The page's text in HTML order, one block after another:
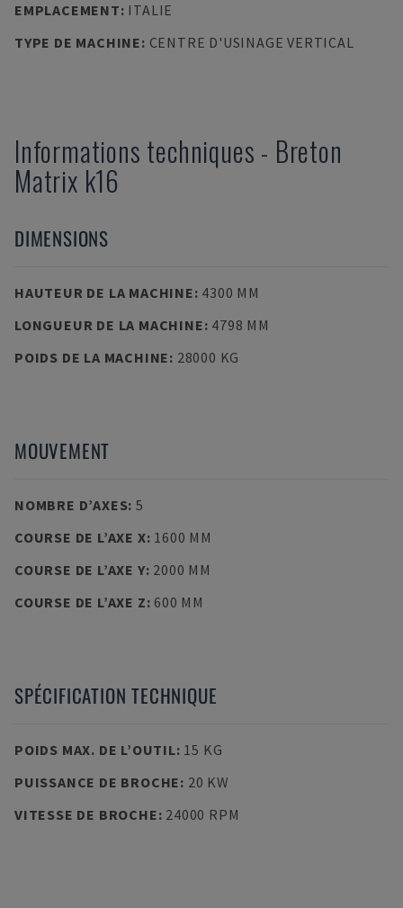
EMPLACEMENT: ITALIE
TYPE DE MACHINE: CENTRE D'USINAGE VERTICAL
Informations techniques - Breton
Matrix k16
DIMENSIONS
HAUTEUR DE LA MACHINE: 4300 MM
LONGUEUR DE LA MACHINE: 4798 MM
POIDS DE LA MACHINE: 28000 KG
MOUVEMENT
NOMBRE D’AXES: 5
COURSE DE L’AXE X: 1600 MM
COURSE DE L’AXE Y: 2000 MM
COURSE DE L’AXE Z: 600 MM
SPÉCIFICATION TECHNIQUE
POIDS MAX. DE L’OUTIL: 15 KG
PUISSANCE DE BROCHE: 20 KW
VITESSE DE BROCHE: 24000 RPM